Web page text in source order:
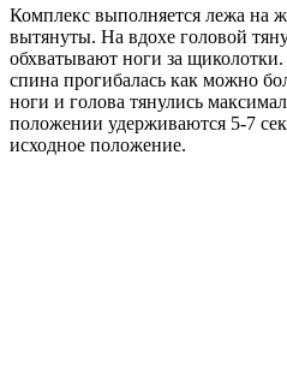
Комплекс выполняется лежа на
вытянуты. На вдохе головой
обхватывают ноги за
спина прогибалась как можно
ноги и голова тянулись
положении удерживаются 5-7
исходное положение.